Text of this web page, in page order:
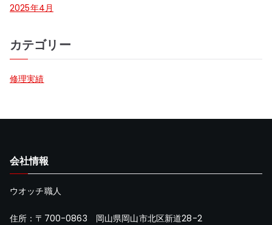
2025年4月
カテゴリー
修理実績
会社情報
ウオッチ職人
住所：〒700-0863 岡山県岡山市北区新道28-2